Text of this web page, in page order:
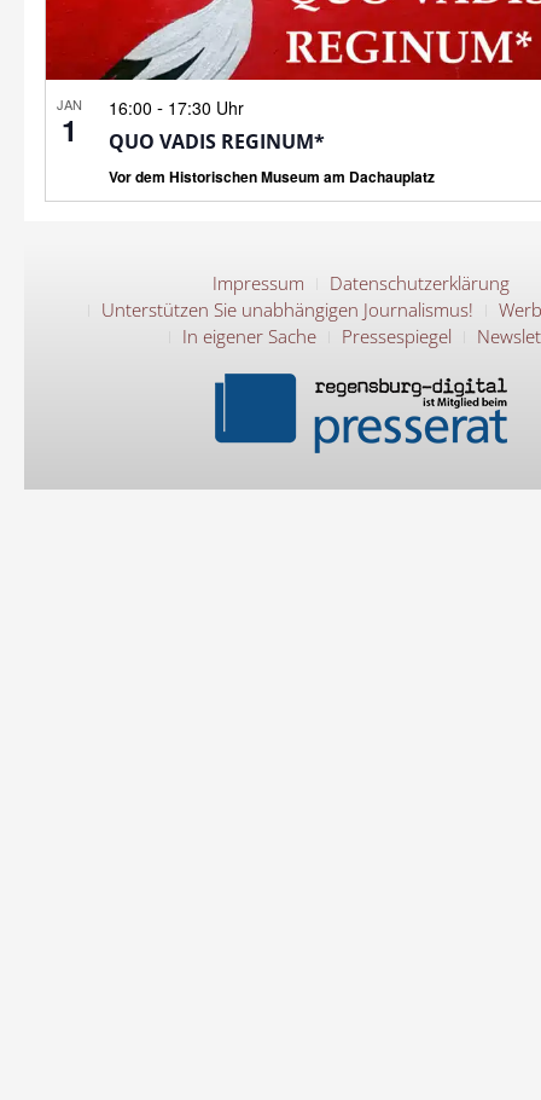
JAN
1
16:00 - 17:30 Uhr
QUO VADIS REGINUM*
Vor dem Historischen Museum am Dachauplatz
Impressum
Datenschutzerklärung
Unterstützen Sie unabhängigen Journalismus!
In eigener Sache
Pressespiegel